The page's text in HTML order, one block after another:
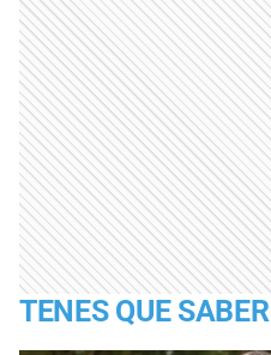
TENES QUE SABER